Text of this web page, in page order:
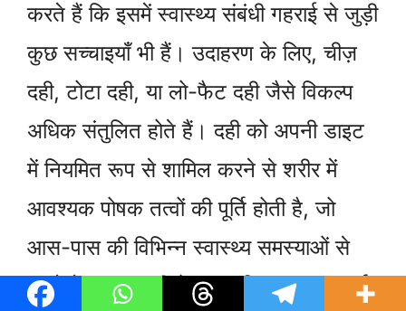
करते हैं कि इसमें स्वास्थ्य संबंधी गहराई से जुड़ी
कुछ सच्चाइयाँ भी हैं। उदाहरण के लिए, चीज़
दही, टोटा दही, या लो-फैट दही जैसे विकल्प
अधिक संतुलित होते हैं। दही को अपनी डाइट
में नियमित रूप से शामिल करने से शरीर में
आवश्यक पोषक तत्वों की पूर्ति होती है, जो
आस-पास की विभिन्न स्वास्थ्य समस्याओं से
बचने में मदद करती है। हालांकि, यह महत्वपूर्ण